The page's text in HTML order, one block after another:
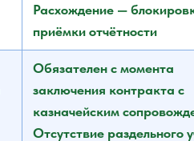
Расхождение —
приёмки отчётности
Обязателен с момента
заключения контракта с
казначейским
Отсутствие раздельного